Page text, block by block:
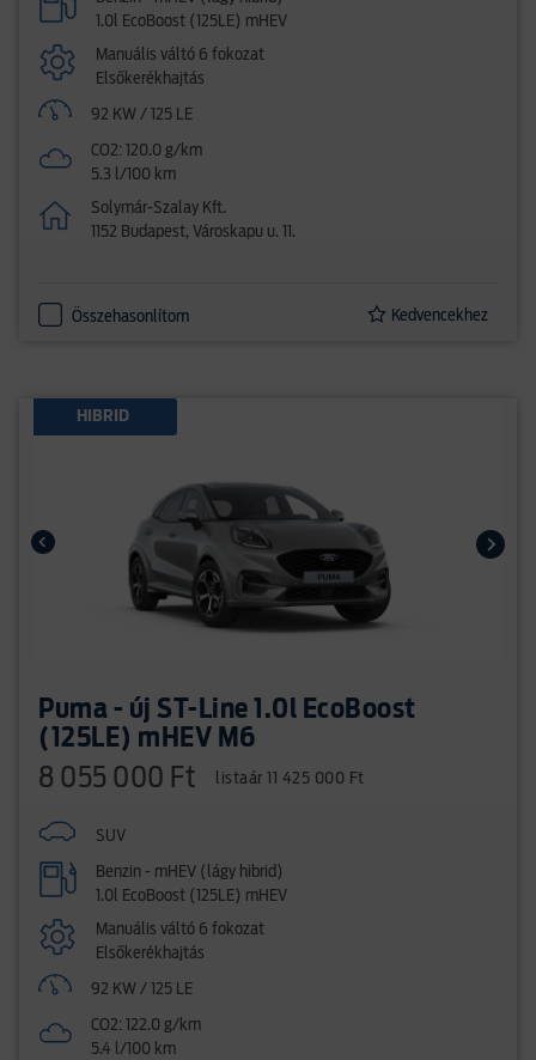
1.0l EcoBoost (125LE) mHEV
Manuális váltó 6 fokozat
Elsőkerékhajtás
92 KW / 125 LE
CO2: 120.0 g/km
5.3 l/100 km
Solymár-Szalay Kft.
1152 Budapest, Városkapu u. 11.
Összehasonlítom Kedvencekhez
HIBRID
Puma - új ST-Line 1.0l EcoBoost
(125LE) mHEV M6
8 055 000 Ft listaár 11 425 000 Ft
SUV
Benzin - mHEV (lágy hibrid)
1.0l EcoBoost (125LE) mHEV
Manuális váltó 6 fokozat
Elsőkerékhajtás
92 KW / 125 LE
CO2: 122.0 g/km
5.4 l/100 km